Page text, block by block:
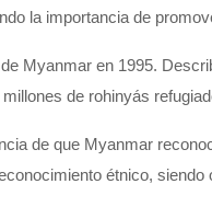
la importancia de
Myanmar en 1995.
de rohinyás
de que Myanmar
étnico,